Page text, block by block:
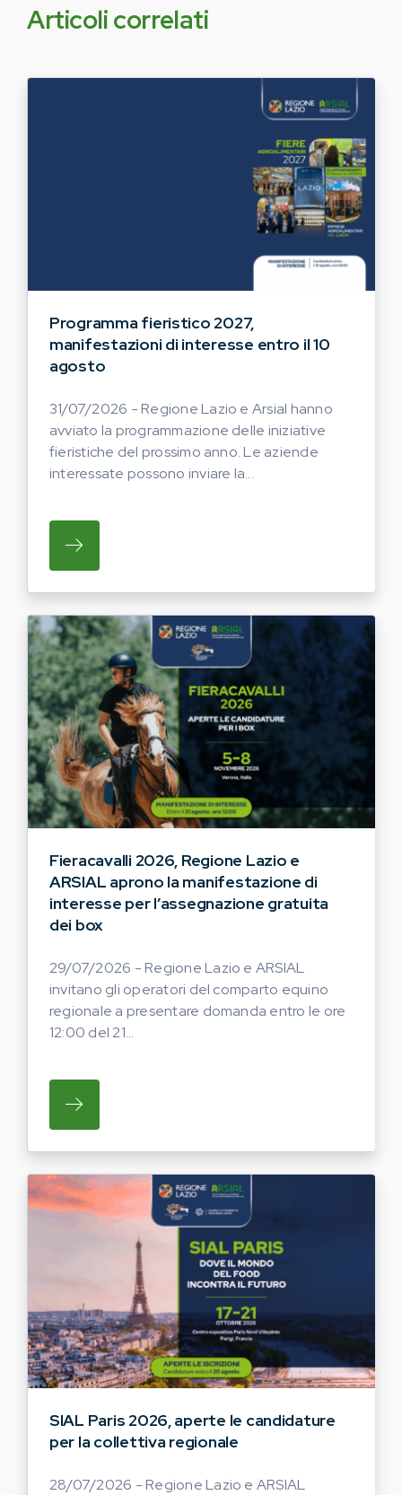
Articoli correlati
Programma fieristico 2027,
manifestazioni di interesse entro il 10
agosto
31/07/2026 - Regione Lazio e Arsial hanno
avviato la programmazione delle iniziative
fieristiche del prossimo anno. Le aziende
interessate possono inviare la...
SU REGIONE LAZIO E ARSIAL HANNO
Fieracavalli 2026, Regione Lazio e
ARSIAL aprono la manifestazione di
interesse per l’assegnazione gratuita
dei box
29/07/2026 - Regione Lazio e ARSIAL
invitano gli operatori del comparto equino
regionale a presentare domanda entro le ore
12:00 del 21...
SU REGIONE LAZIO E ARSIAL INVITANO
SIAL Paris 2026, aperte le candidature
per la collettiva regionale
28/07/2026 - Regione Lazio e ARSIAL